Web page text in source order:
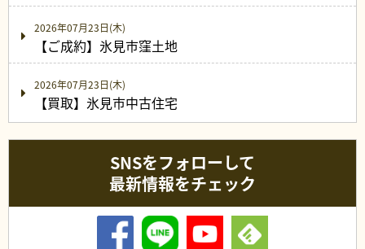
2026年07月23日(木)
【ご成約】氷見市窪土地
2026年07月23日(木)
【買取】氷見市中古住宅
SNSをフォローして
最新情報をチェック